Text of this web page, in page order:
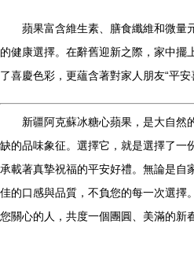
蘋果富含維生素、膳食纖維和微量
的健康選擇。在辭舊迎新之際，家中擺
了喜慶色彩，更蘊含著對家人朋友“平安
新疆阿克蘇冰糖心蘋果，是大自然
缺的品味象征。選擇它，就是選擇了一
承載著真摯祝福的平安好禮。無論是自
佳的口感與品質，不負您的每一次選擇
您關心的人，共度一個團圓、美滿的新